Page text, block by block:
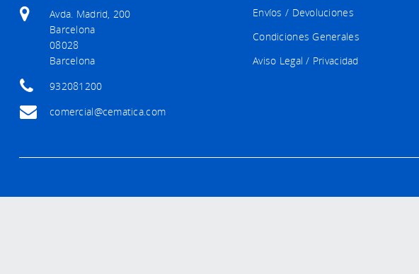
Avda. Madrid, 200
Barcelona
08028
Barcelona
932081200
comercial@cematica.com
Envíos / Devoluciones
Condiciones Generales
Aviso Legal / Privacidad